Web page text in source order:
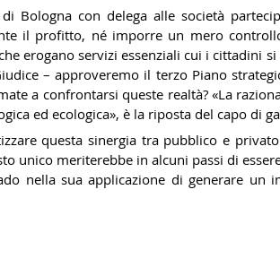
Bologna con delega alle società
il profitto, né imporre un mero
erogano servizi essenziali cui i cittadini
– approveremo il terzo Piano
a confrontarsi queste realtà? «La
ed ecologica», è la riposta del capo di
questa sinergia tra pubblico e privato
unico meriterebbe in alcuni passi di
nella sua applicazione di generare un